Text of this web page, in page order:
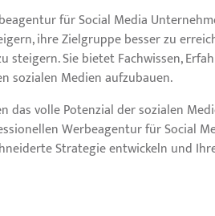
für Social Media
ihre Zielgruppe besser zu
steigern. Sie bietet Fachwissen,
sozialen Medien aufzubauen.
das volle Potenzial der sozialen
Werbeagentur für Social
Strategie entwickeln und